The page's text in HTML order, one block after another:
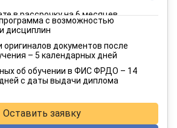
в рассрочку на 6 месяцев
руб.
в рассрочку на 12 месяцев
с возможностью
дисциплин
оригиналов документов после
– 5 календарных дней
об обучении в ФИС ФРДО – 14
с даты выдачи диплома
Оставить заявку